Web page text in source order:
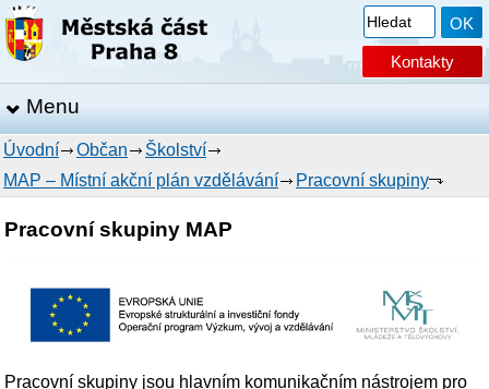
Kontakty
Menu
Úvodní Občan
Školství
MAP – Místní akční plán vzdělávání
Pracovní skupiny
Pracovní skupiny MAP
Pracovní skupiny jsou hlavním komunikačním nástrojem pro